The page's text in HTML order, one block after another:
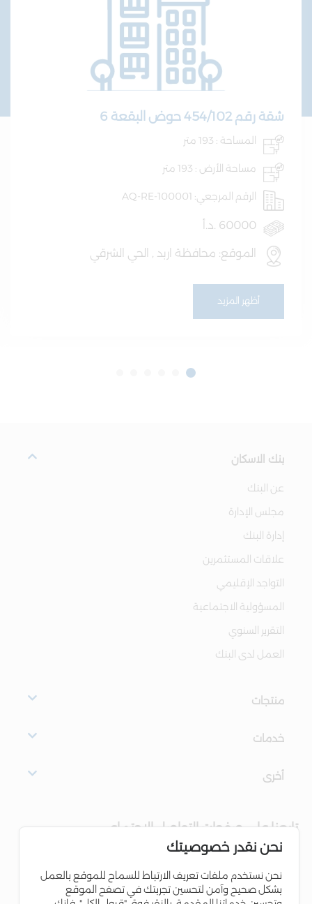
شقة رقم 454/102 حوض البقعة 6
المساحة : 193 متر
مساحة الأرض : 193 متر
الرقم المرجعي: AQ-RE-100001
60000 .د.أ
الموقع: محافظة اربد , الحي الشرقي
أظهر المزيد
بنك الاسكان
عن البنك
مجلس الإدارة
إدارة البنك
علاقات المستثمرين
التواجد الإقليمي
المسؤولية الاجتماعية
التقرير السنوي
العمل لدى البنك
منتجات
خدمات
أخرى
تابعنا على صفحات التواصل الاجتماعي
نحن نقدر خصوصيتك
نحن نستخدم ملفات تعريف الارتباط للسماح للموقع بالعمل
بشكل صحيح وآمن لتحسين تجربتك في تصفح الموقع